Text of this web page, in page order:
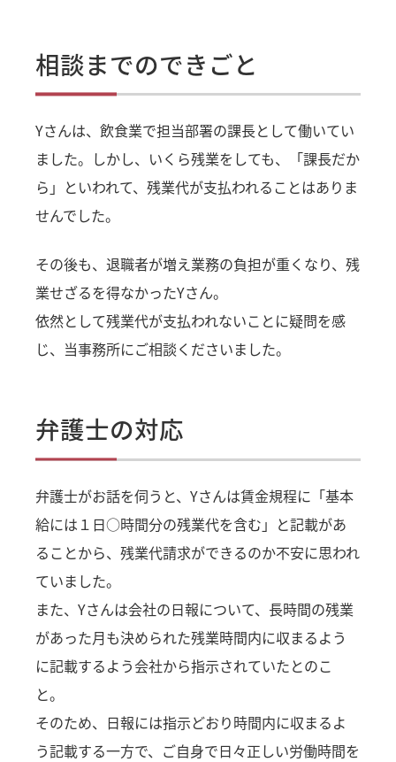
相談までのできごと
Yさんは、飲食業で担当部署の課長として働いてい
ました。しかし、いくら残業をしても、「課長だか
ら」といわれて、残業代が支払われることはありま
せんでした。
その後も、退職者が増え業務の負担が重くなり、残
業せざるを得なかったYさん。
依然として残業代が支払われないことに疑問を感
じ、当事務所にご相談くださいました。
弁護士の対応
弁護士がお話を伺うと、Yさんは賃金規程に「基本
給には１日○時間分の残業代を含む」と記載があ
ることから、残業代請求ができるのか不安に思われ
ていました。
また、Yさんは会社の日報について、長時間の残業
があった月も決められた残業時間内に収まるよう
に記載するよう会社から指示されていたとのこ
と。
そのため、日報には指示どおり時間内に収まるよ
う記載する一方で、ご自身で日々正しい労働時間を